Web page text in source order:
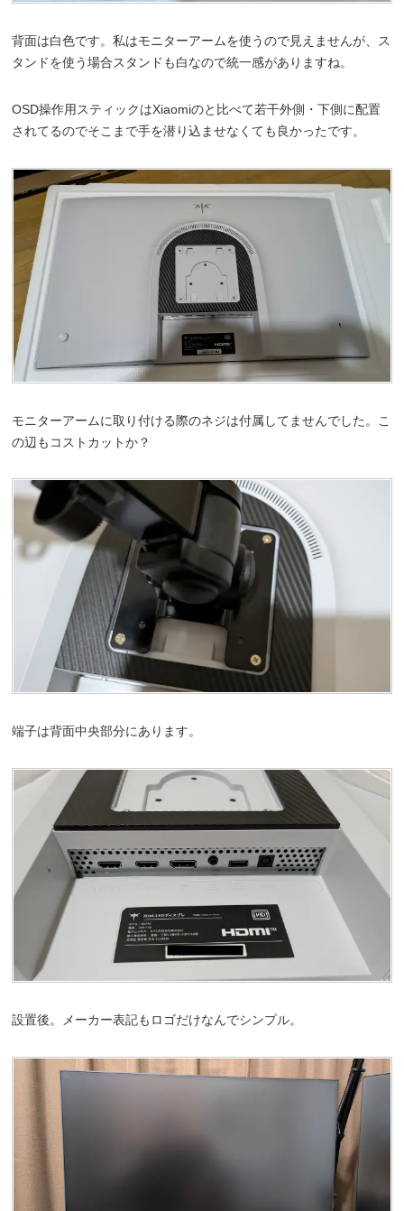
背面は白色です。私はモニターアームを使うので見えませんが、ス
タンドを使う場合スタンドも白なので統一感がありますね。
OSD操作用スティックはXiaomiのと比べて若干外側・下側に配置
されてるのでそこまで手を潜り込ませなくても良かったです。
モニターアームに取り付ける際のネジは付属してませんでした。こ
の辺もコストカットか？
端子は背面中央部分にあります。
設置後。メーカー表記もロゴだけなんでシンプル。